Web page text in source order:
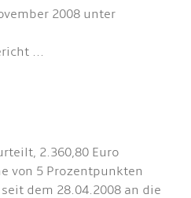
2008 unter
...
2.360,80 Euro
von 5 Prozentpunkten
dem 28.04.2008 an die